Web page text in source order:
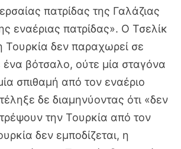
πατρίδας της Γαλάζιας
εναέριας πατρίδας». Ο Τσελίκ
Τουρκία δεν παραχωρεί σε
βότσαλο, ούτε μία σταγόνα
σπιθαμή από τον εναέριο
δε διαμηνύοντας ότι «δεν
την Τουρκία από τον
δεν εμποδίζεται, η